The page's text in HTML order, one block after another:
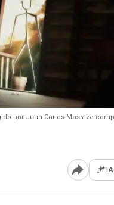
por Juan Carlos Mostaza
Abrir IA